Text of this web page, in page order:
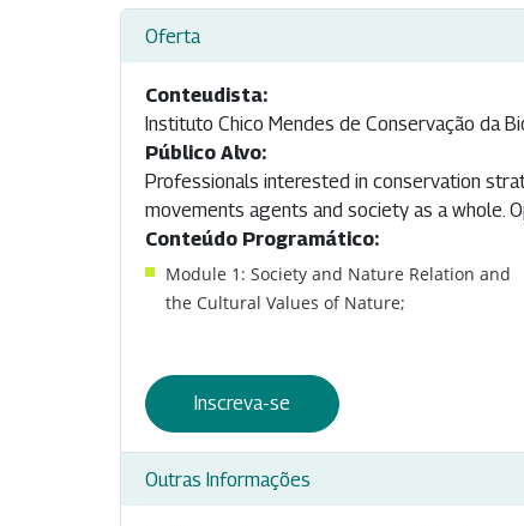
Oferta
Conteudista:
Instituto Chico Mendes de Conservação da
Público Alvo:
Professionals interested in conservation
movements agents and society as a whole.
Conteúdo Programático:
Module 1: Society and Nature Relation and
the Cultural Values of Nature;
Inscreva-se
Outras Informações